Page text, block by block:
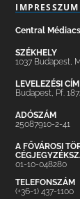
IMPRESSZUM
Central
SZÉKHELY
1037 Budapest,
LEVELEZÉSI CÍM
Budapest, Pf.
ADÓSZÁM
25087910-2-41
A FŐVÁROSI
01-10-048280
TELEFONSZÁM
(+36-1) 437-1100